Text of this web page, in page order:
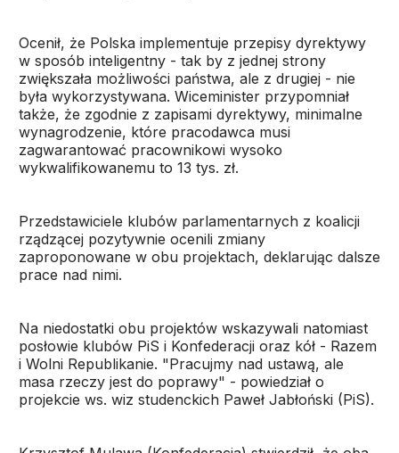
Ocenił, że Polska implementuje przepisy dyrektywy
w sposób inteligentny - tak by z jednej strony
zwiększała możliwości państwa, ale z drugiej - nie
była wykorzystywana. Wiceminister przypomniał
także, że zgodnie z zapisami dyrektywy, minimalne
wynagrodzenie, które pracodawca musi
zagwarantować pracownikowi wysoko
wykwalifikowanemu to 13 tys. zł.
Przedstawiciele klubów parlamentarnych z koalicji
rządzącej pozytywnie ocenili zmiany
zaproponowane w obu projektach, deklarując dalsze
prace nad nimi.
Na niedostatki obu projektów wskazywali natomiast
posłowie klubów PiS i Konfederacji oraz kół - Razem
i Wolni Republikanie. "Pracujmy nad ustawą, ale
masa rzeczy jest do poprawy" - powiedział o
projekcie ws. wiz studenckich Paweł Jabłoński (PiS).